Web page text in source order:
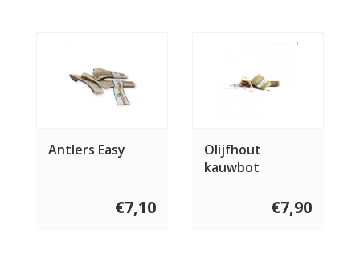
Antlers Easy
€7,10
Olijfhout
kauwbot
€7,90